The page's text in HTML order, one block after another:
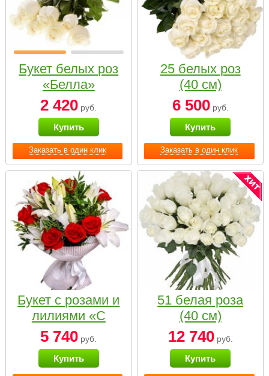
Заказать в один клик
Букет белых роз
«Белла»
2 420 руб.
Купить
Заказать в один клик
25 белых роз
(40 см)
6 500руб.
Купить
Букет с розами и
лилиями «С
наилучшими
пожеланиями»
5 740 руб.
Купить
51 белая роза
(40 см)
12 740руб.
Купить